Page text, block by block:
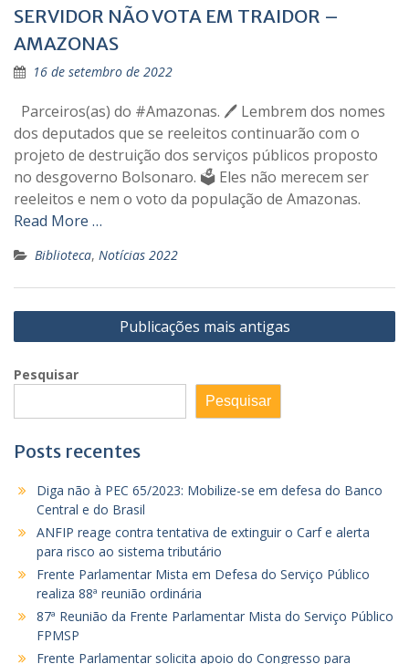
SERVIDOR NÃO VOTA EM TRAIDOR –
AMAZONAS
16 de setembro de 2022
Parceiros(as) do #Amazonas. 🖊 Lembrem dos nomes
dos deputados que se reeleitos continuarão com o
projeto de destruição dos serviços públicos proposto
no desgoverno Bolsonaro. 🗳 Eles não merecem ser
reeleitos e nem o voto da população de Amazonas.
Read More …
Biblioteca, Notícias 2022
Navegação
por
posts
Publicações mais antigas
Pesquisar
Pesquisar
Posts recentes
Diga não à PEC 65/2023: Mobilize-se em defesa do Banco
Central e do Brasil
ANFIP reage contra tentativa de extinguir o Carf e alerta
para risco ao sistema tributário
Frente Parlamentar Mista em Defesa do Serviço Público
realiza 88ª reunião ordinária
87ª Reunião da Frente Parlamentar Mista do Serviço Público
FPMSP
Frente Parlamentar solicita apoio do Congresso para